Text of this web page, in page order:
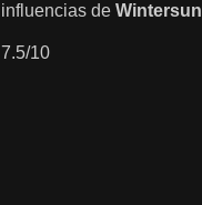
influencias de Wintersun
7.5/10